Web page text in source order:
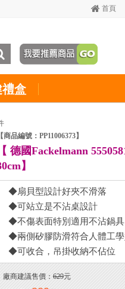
首頁
盒
【商品編號：PP11006373】
【 德國Fackelmann
】
◆扇貝型設計好夾不滑落
◆可站立是不沾桌設計
◆不傷表面特別適用不沾鍋具
◆兩側矽膠防滑符合人體工學
◆可收合，吊掛收納不佔位
廠商建議售價： 629元